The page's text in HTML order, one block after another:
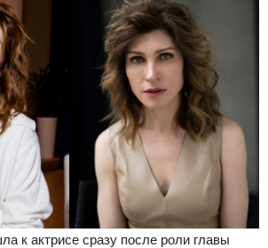
к актрисе сразу после роли главы